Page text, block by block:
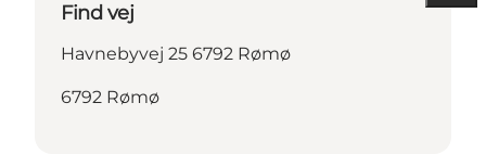
Find vej
Havnebyvej 25 6792 Rømø
6792 Rømø